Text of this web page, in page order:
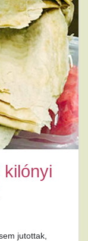
jutottak,